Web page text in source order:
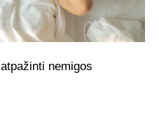
nemigos